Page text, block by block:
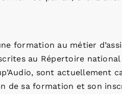
formation au métier
au Répertoire
sont actuellement
de sa formation et son